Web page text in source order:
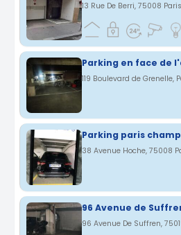
13 Rue De Berri, 75008
Parking paris
38 Avenue Hoche, 75008
96 Avenue De Suffren,